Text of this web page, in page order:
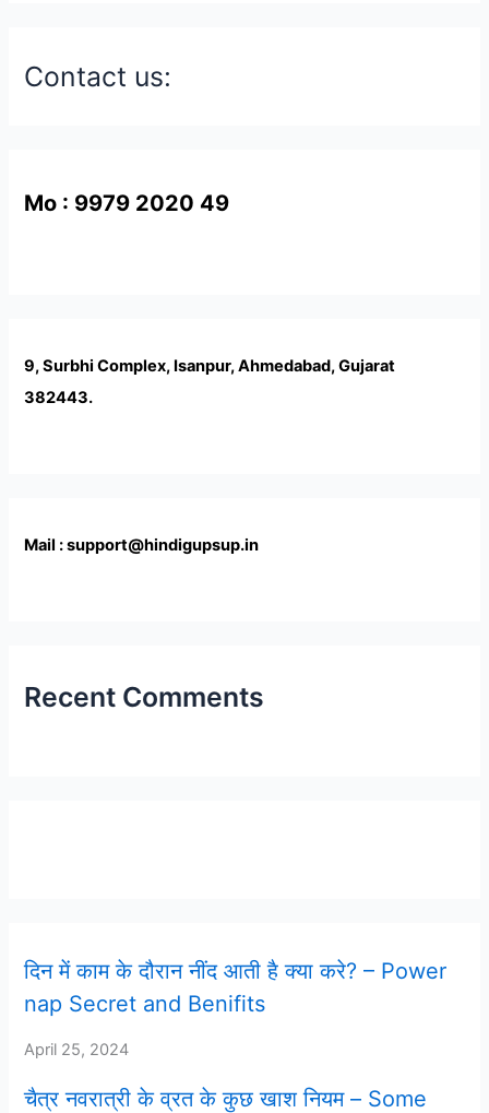
Contact us:
Mo : 9979 2020 49
9, Surbhi Complex, Isanpur, Ahmedabad, Gujarat
382443.
Mail : support@hindigupsup.in
Recent Comments
दिन में काम के दौरान नींद आती है क्या करे? – Power
nap Secret and Benifits
April 25, 2024
चैत्र नवरात्री के व्रत के कुछ खाश नियम – Some